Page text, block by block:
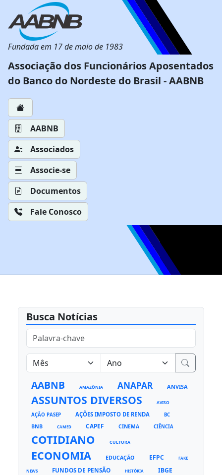
Fundada em 17 de maio de 1983
Associação dos Funcionários Aposentados
do Banco do Nordeste do Brasil - AABNB
AABNB
Associados
Associe-se
Documentos
Fale Conosco
Busca Notícias
AABNB AMAZÔNIA ANAPAR ANVISA
ASSUNTOS DIVERSOS AVISO
AÇÃO PASEP AÇÕES IMPOSTO DE RENDA BC
BNB CAMED CAPEF CINEMA CIÊNCIA
COTIDIANO CULTURA
ECONOMIA EDUCAÇÃO EFPC FAKE
NEWS FUNDOS DE PENSÃO HISTÓRIA IBGE